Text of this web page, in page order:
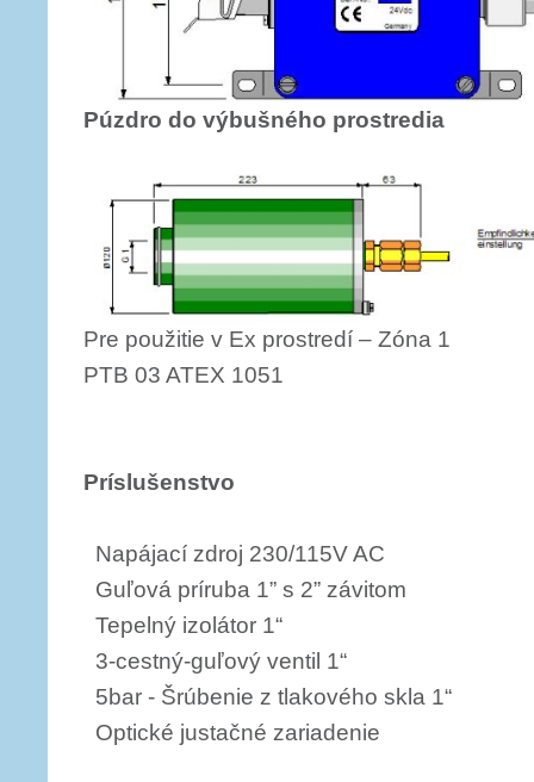
Púzdro do výbušného prostredia
Pre použitie v Ex prostredí – Zóna 1
PTB 03 ATEX 1051
Príslušenstvo
Napájací zdroj 230/115V AC
Guľová príruba 1” s 2” závitom
Tepelný izolátor 1“
3-cestný-guľový ventil 1“
5bar - Šrúbenie z tlakového skla 1“
Optické justačné zariadenie